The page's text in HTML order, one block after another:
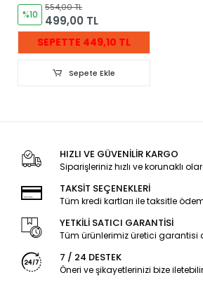
%10
554,00 TL
499,00 TL
SEPETTE 449,10 TL
Sepete Ekle
HIZLI VE GÜVENİLİR KARGO
Siparişleriniz hızlı ve korunaklı
TAKSİT SEÇENEKLERİ
Tüm kredi kartları ile taksitle
YETKİLİ SATICI GARANTİSİ
Tüm ürünlerimiz üretici garantisi
7 / 24 DESTEK
Öneri ve şikayetlerinizi bize